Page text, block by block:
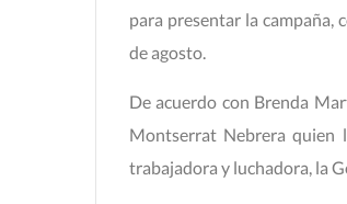
para presentar la campaña,
de agosto.
De acuerdo con Brenda
Montserrat Nebrera quien
trabajadora y luchadora, la